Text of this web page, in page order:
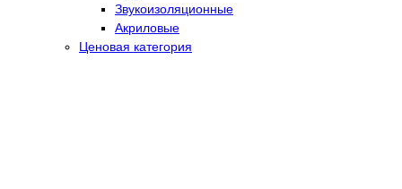
Звукоизоляционные
Акриловые
Ценовая категория